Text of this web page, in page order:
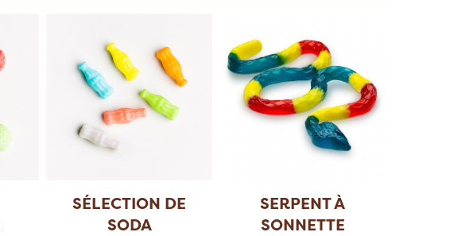
SÉLECTION DE
SODA
SERPENT À
SONNETTE